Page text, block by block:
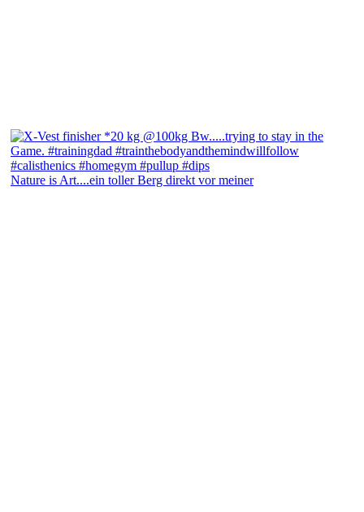
Nature is Art....ein toller Berg direkt vor meiner